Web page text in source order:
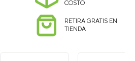
COSTO
RETIRA GRATIS EN
TIENDA